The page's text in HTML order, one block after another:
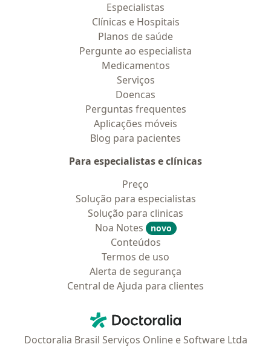
Especialistas
Clínicas e Hospitais
Planos de saúde
Pergunte ao especialista
Medicamentos
Serviços
Doencas
Perguntas frequentes
Aplicações móveis
Blog para pacientes
Para especialistas e clínicas
Preço
Solução para especialistas
Solução para clinicas
Noa Notes
novo
Conteúdos
Termos de uso
Alerta de segurança
Central de Ajuda para clientes
Doctoralia - Homepage
Doctoralia Brasil Serviços Online e Software Ltda